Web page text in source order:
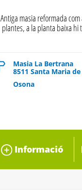
Antiga masia reformada
plantes, a la planta baixa
Masia La Bertrana
8511 Santa Maria
Osona
Informació